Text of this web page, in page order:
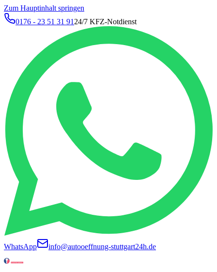
Zum Hauptinhalt springen
0176 - 23 51 31 91 24/7 KFZ-Notdienst
WhatsApp info@autooeffnung-stuttgart24h.de